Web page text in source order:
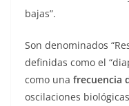
bajas”.
Son denominados
definidas como el
como una frecuencia
oscilaciones